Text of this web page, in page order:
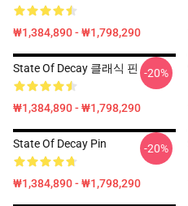
₩1,384,890 - ₩1,798,290
State Of Decay 클래식 핀
₩1,384,890 - ₩1,798,290
-20%
State Of Decay Pin
₩1,384,890 - ₩1,798,290
-20%